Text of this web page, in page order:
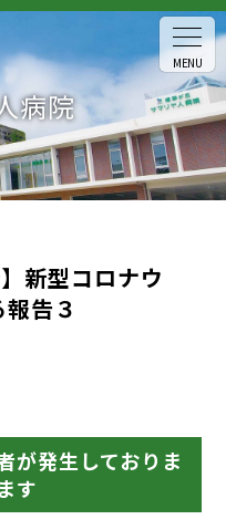
病院
新型コロナウ
告３
が発生しておりま
す
MENU